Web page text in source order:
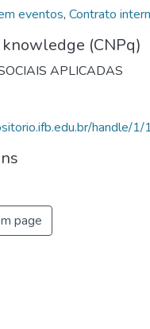
eventos, Contrato
(CNPq)
APLICADAS
handle/1/
page